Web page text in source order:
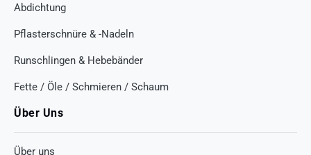
Abdichtung
Pflasterschnüre & -Nadeln
Runschlingen & Hebebänder
Fette / Öle / Schmieren / Schaum
Über Uns
Über uns